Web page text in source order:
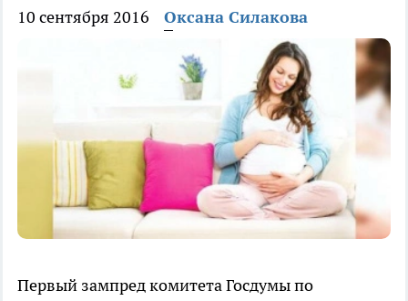
10 сентября 2016 Оксана Силакова
Первый зампред комитета Госдумы по